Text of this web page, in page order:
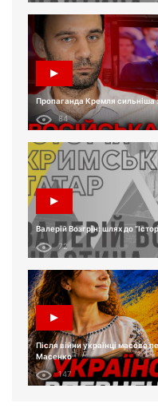
Пропаганда Кремля
84
Валерій Возгрін: шлях до
72
Після війни українці масово
Масенко
147